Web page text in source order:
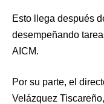
Esto llega después
desempeñando
AICM.
Por su parte, el
Velázquez